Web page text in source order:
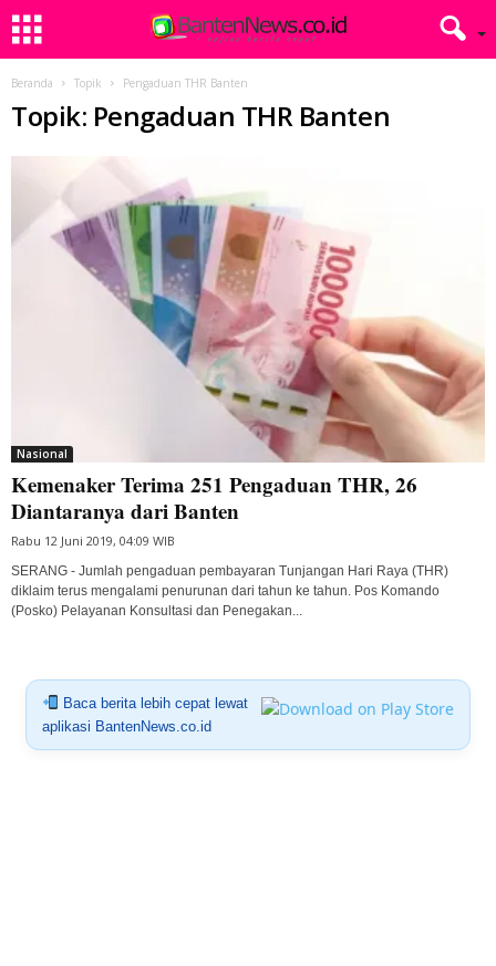
Beranda Topik Pengaduan THR Banten
Topik: Pengaduan THR Banten
Nasional
Kemenaker Terima 251 Pengaduan THR, 26
Diantaranya dari Banten
Rabu 12 Juni 2019, 04:09 WIB
SERANG - Jumlah pengaduan pembayaran Tunjangan Hari Raya (THR)
diklaim terus mengalami penurunan dari tahun ke tahun. Pos Komando
(Posko) Pelayanan Konsultasi dan Penegakan...
Baca berita lebih cepat lewat
aplikasi BantenNews.co.id